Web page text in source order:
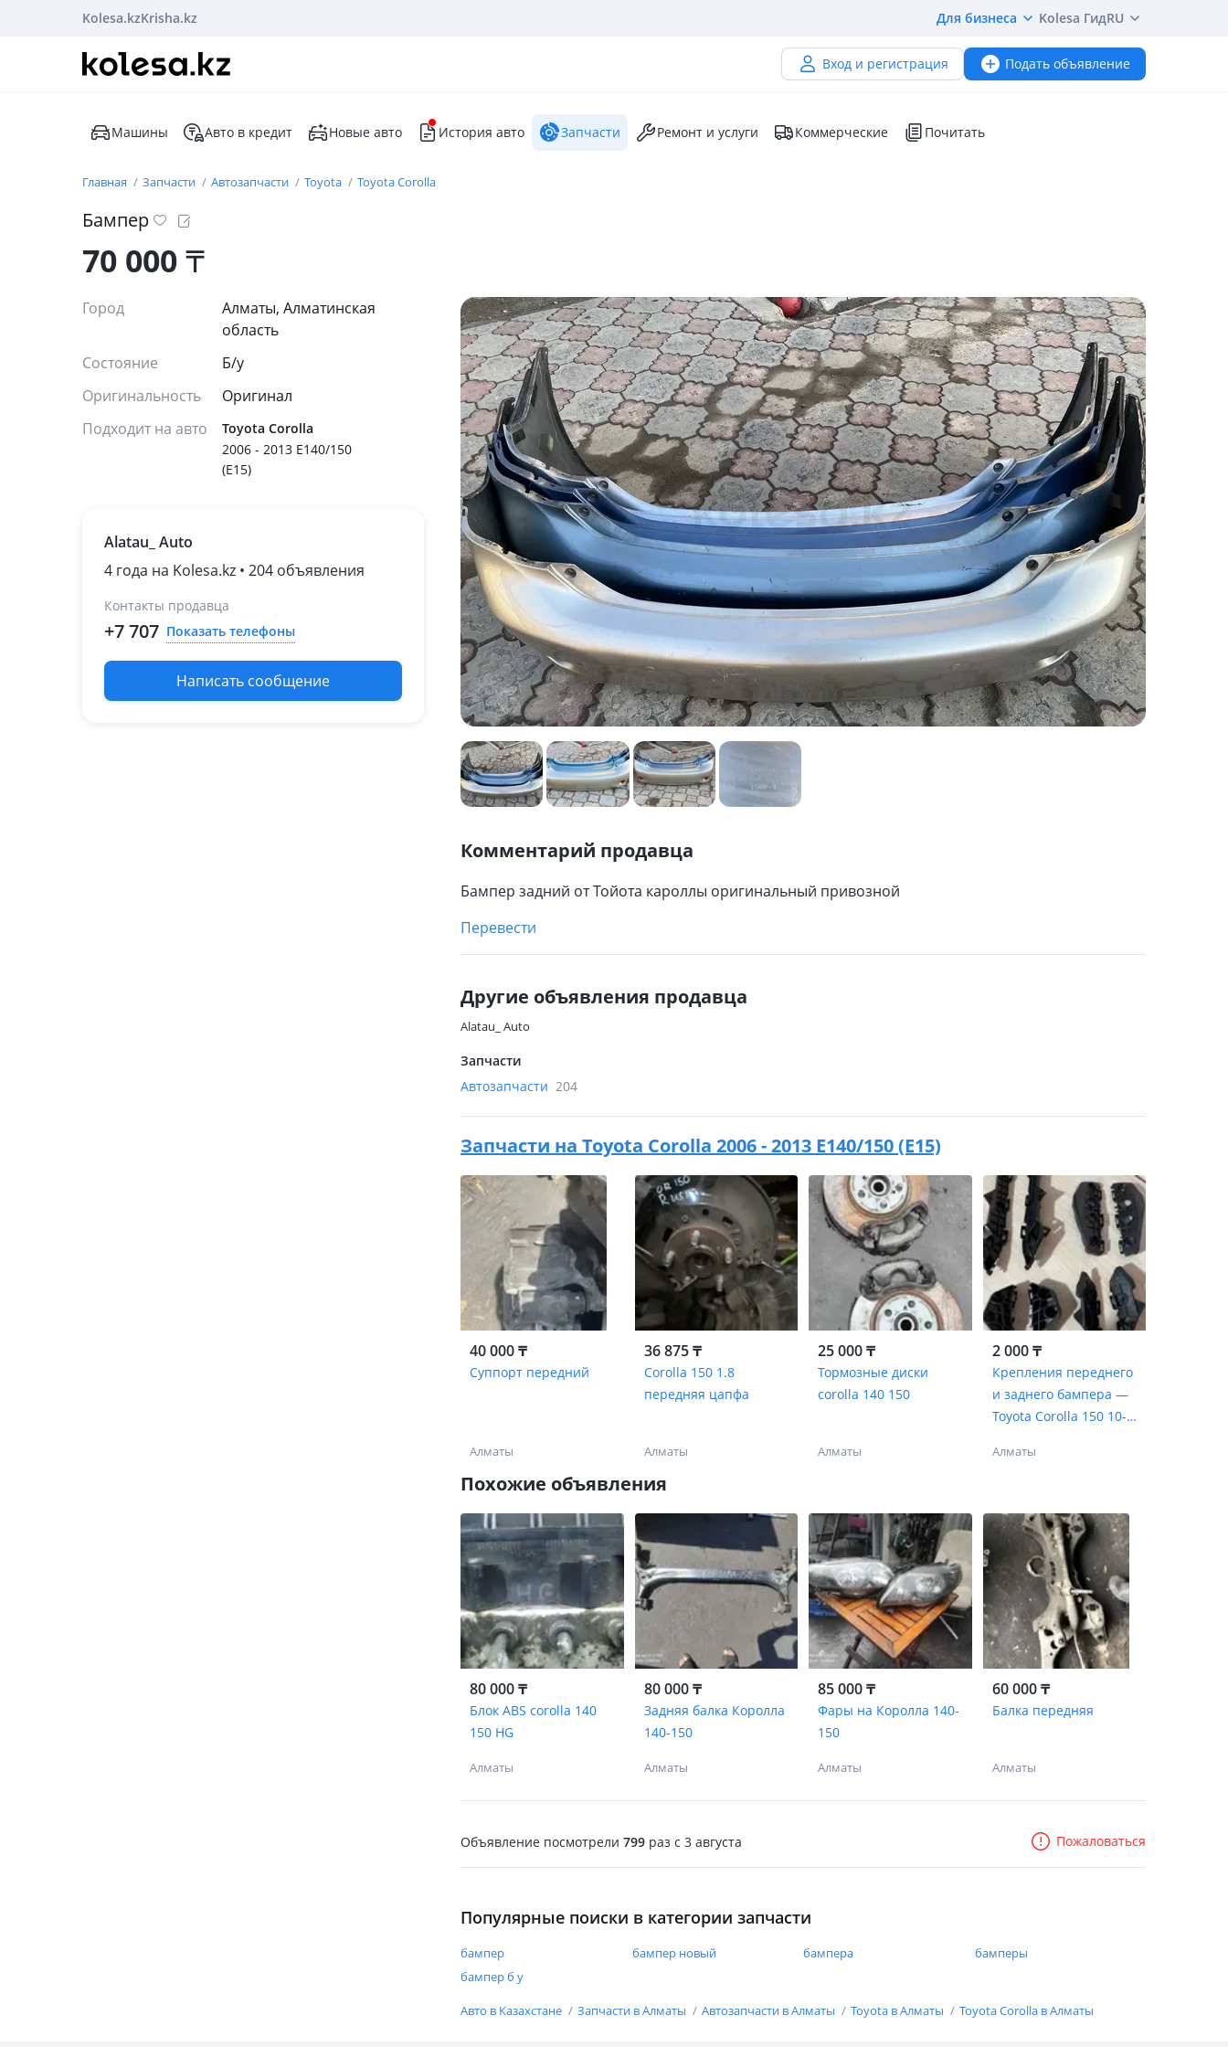
Kolesa.kzKrisha.kz Для бизнеса Kolesa ГидRU
Вход и регистрация Подать объявление
Машины Авто в кредит Новые авто История авто Запчасти Ремонт и услуги Коммерческие Почитать
Главная Запчасти Автозапчасти Toyota Toyota Corolla
Бампер
70 000₸
Город
Алматы, Алматинская
область
Состояние
Б/y
Оригинальность
Оригинал
Подходит на авто
Toyota Corolla
2006 - 2013 E140/150
(E15)
Alatau_ Auto
4 года на Kolesa.kz • 204 объявления
Контакты продавца
+7 707 Показать телефоны
Написать сообщение
Комментарий продавца
Бампер задний от Тойота кароллы оригинальный привозной
Перевести
Другие объявления продавца
Alatau_ Auto
Запчасти
Автозапчасти 204
Запчасти на Toyota Corolla 2006 - 2013 E140/150 (E15)
40 000 ₸
Суппорт передний
Алматы
36 875 ₸
Corolla 150 1.8
передняя цапфа
Алматы
25 000 ₸
Тормозные диски
corolla 140 150
Алматы
2 000 ₸
Крепления переднего
и заднего бампера —
Toyota Corolla 150 10-
Алматы
Похожие объявления
80 000 ₸
Блок ABS corolla 140
150 HG
Алматы
80 000 ₸
Задняя балка Королла
140-150
Алматы
85 000 ₸
Фары на Королла 140-
150
Алматы
60 000 ₸
Балка передняя
Алматы
Объявление посмотрели 799 раз c 3 августа Пожаловаться
Популярные поиски в категории запчасти
бампер бампер новый бампера
бамперы
бампер б у
Авто в Казахстане Запчасти в Алматы Автозапчасти в Алматы Toyota в Алматы Toyota Corolla в Алматы